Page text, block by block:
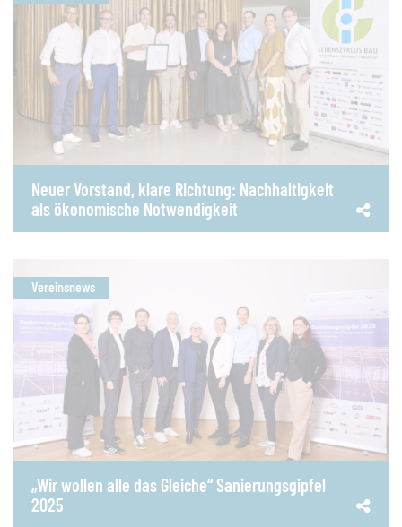
Neuer Vorstand, klare Richtung: Nachhaltigkeit
als ökonomische Notwendigkeit
Vereinsnews
„Wir wollen alle das Gleiche“ Sanierungsgipfel
2025